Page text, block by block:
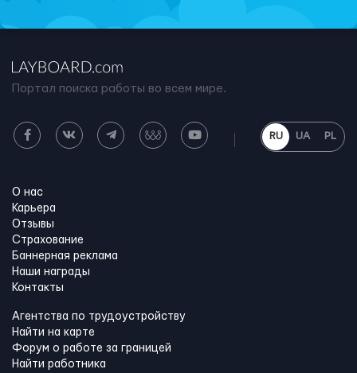
Портал поиска работы во всем мире.
RU UA PL
О нас
Карьера
Отзывы
Страхование
Баннерная реклама
Наши награды
Контакты
Агентства по трудоустройству
Найти на карте
Форум о работе за границей
Найти работника